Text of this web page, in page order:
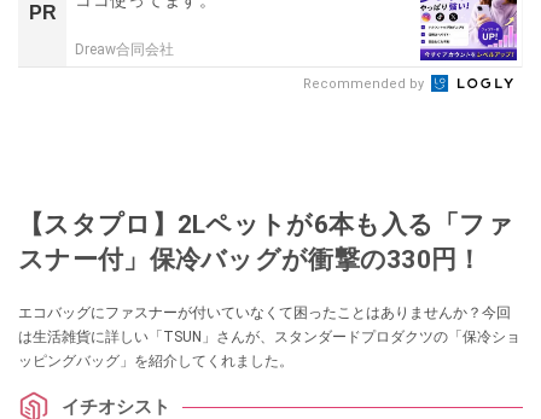
PR
Dreaw合同会社
Recommended by
【スタプロ】2Lペットが6本も入る「ファ
スナー付」保冷バッグが衝撃の330円！
エコバッグにファスナーが付いていなくて困ったことはありませんか？今回
は生活雑貨に詳しい「TSUN」さんが、スタンダードプロダクツの「保冷ショ
ッピングバッグ」を紹介してくれました。
イチオシスト